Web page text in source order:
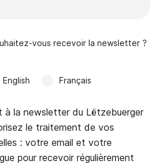
vous recevoir la newsletter ?
English Français
à la newsletter du Lëtzebuerger
le traitement de vos
: votre email et votre
pour recevoir régulièrement